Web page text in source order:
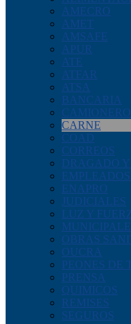
AMECRO
AMET
AMSAFE
APUR
ATE
ATFAR
ATSA
BANCARIA
CARNE
COAD
CORREOS
DRAGADO
ENAPRO
JUDICIALES
LUZ Y
OBRAS
OUCRA
PEONES DE
PRENSA
QUIMICOS
REMISES
SEGUROS